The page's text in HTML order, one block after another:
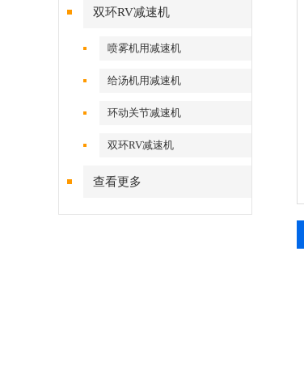
双环RV减速机
喷雾机用减速机
给汤机用减速机
环动关节减速机
双环RV减速机
查看更多